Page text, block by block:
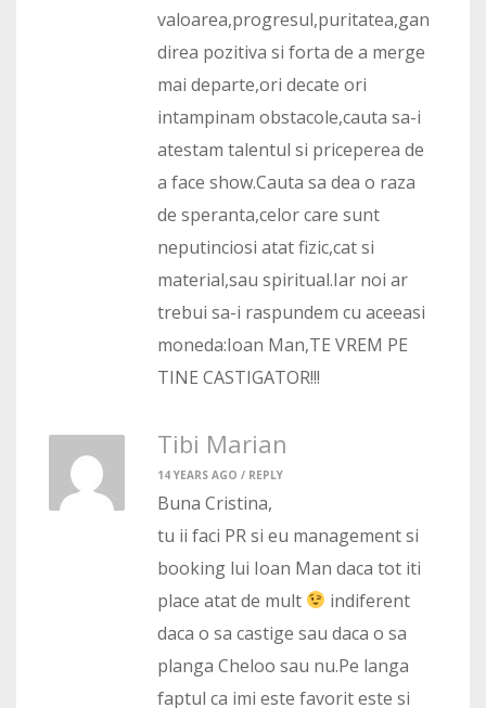
valoarea,progresul,puritatea,gan
direa pozitiva si forta de a merge
mai departe,ori decate ori
intampinam obstacole,cauta sa-i
atestam talentul si priceperea de
a face show.Cauta sa dea o raza
de speranta,celor care sunt
neputinciosi atat fizic,cat si
material,sau spiritual.Iar noi ar
trebui sa-i raspundem cu aceeasi
moneda:Ioan Man,TE VREM PE
TINE CASTIGATOR!!!
Tibi Marian
14 YEARS AGO / REPLY
Buna Cristina,
tu ii faci PR si eu management si
booking lui Ioan Man daca tot iti
place atat de mult
indiferent
daca o sa castige sau daca o sa
planga Cheloo sau nu.Pe langa
faptul ca imi este favorit este si